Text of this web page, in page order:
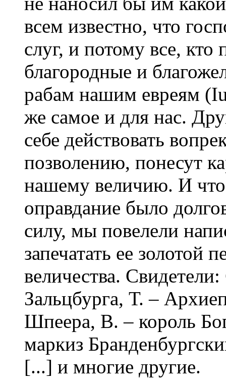
всем известно, что
слуг, и потому все, кто
благородные и
рабам нашим евреям
же самое и для нас.
себе действовать
позволению, понесут
нашему величию. И
оправдание было
силу, мы повелели
запечатать ее золотой
величества.
Зальцбурга, Т. –
Шпеера, В. – король
маркиз
[...] и многие другие.